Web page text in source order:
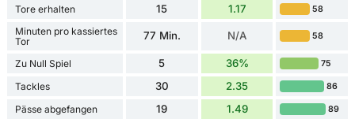
Tore erhalten 15 1.17 58
Minuten pro kassiertes
Tor
77 Min. N/A 58
Zu Null Spiel 5 36% 75
Tackles 30 2.35 86
Pässe abgefangen 19 1.49 89